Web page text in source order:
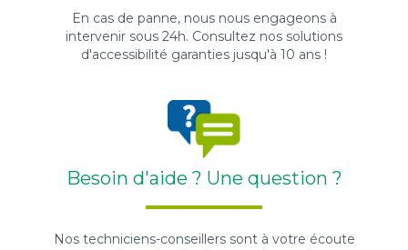
En cas de panne, nous nous engageons à
intervenir sous 24h. Consultez nos solutions
d'accessibilité garanties jusqu'à 10 ans !
Besoin d'aide ? Une question ?
Nos techniciens-conseillers sont à votre écoute